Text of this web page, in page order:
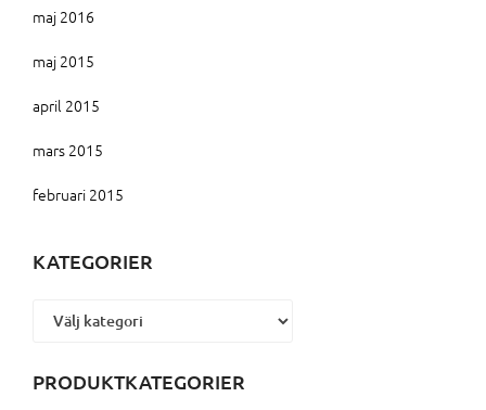
maj 2016
maj 2015
april 2015
mars 2015
februari 2015
KATEGORIER
Kategorier
PRODUKTKATEGORIER